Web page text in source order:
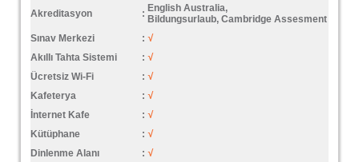
Akreditasyon : English Australia,
Bildungsurlaub, Cambridge Assesment
Sınav Merkezi
: √
Akıllı Tahta Sistemi
: √
Ücretsiz Wi-Fi
: √
Kafeterya
: √
İnternet Kafe
: √
Kütüphane
: √
Dinlenme Alanı
: √